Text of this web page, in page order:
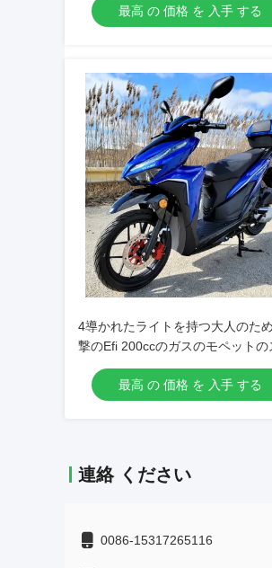
最高 の 価格 を 入手 する
4導かれたライトを持つ大人のた
撃のEfi 200ccのガスのモペットの
ーター
最高 の 価格 を 入手 する
連絡 ください
0086-15317265116